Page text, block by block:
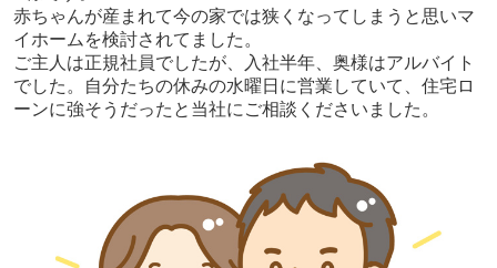
赤ちゃんが産まれて今の家では狭くなってしまうと思いマ
イホームを検討されてました。
ご主人は正規社員でしたが、入社半年、奥様はアルバイト
でした。自分たちの休みの水曜日に営業していて、住宅ロ
ーンに強そうだったと当社に ご相談くださいました。